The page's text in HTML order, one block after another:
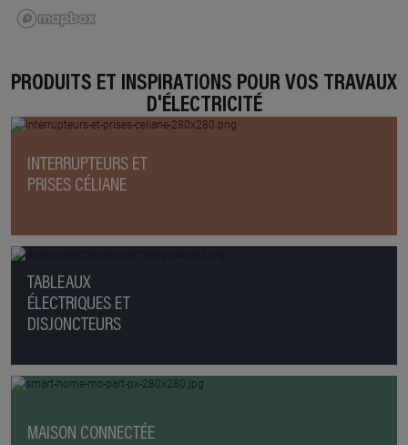
PRODUITS ET INSPIRATIONS POUR VOS TRAVAUX
D'ÉLECTRICITÉ
INTERRUPTEURS ET
PRISES CÉLIANE
TABLEAUX
ÉLECTRIQUES ET
DISJONCTEURS
MAISON CONNECTÉE